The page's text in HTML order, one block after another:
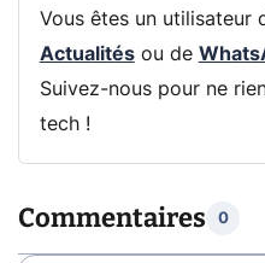
Vous êtes un utilisateur
Actualitésou de
Suivez-nous pour ne
tech !
Commentaires 0